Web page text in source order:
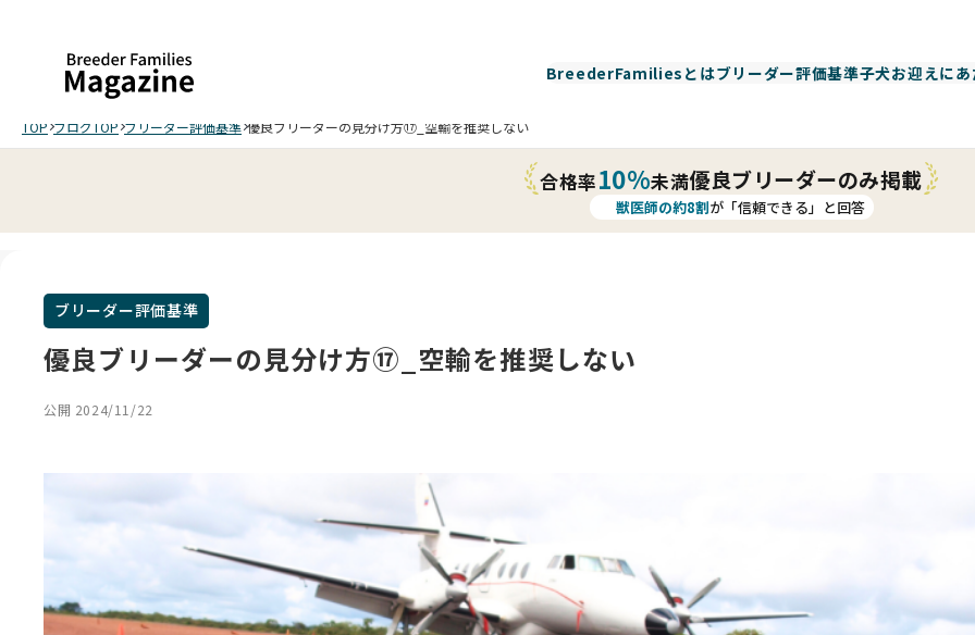
BreederFamiliesとはブリーダー評価基準子犬お迎えに
TOP ブログTOP ブリーダー評価基準 優良ブリーダーの見分け方⑰_空輸を推奨しない
合格率10%未満優良ブリーダーのみ掲載
獣医師の約8割が「信頼できる」と回答
ブリーダー評価基準
優良ブリーダーの見分け方⑰_空輸を推奨しない
公開 2024/11/22